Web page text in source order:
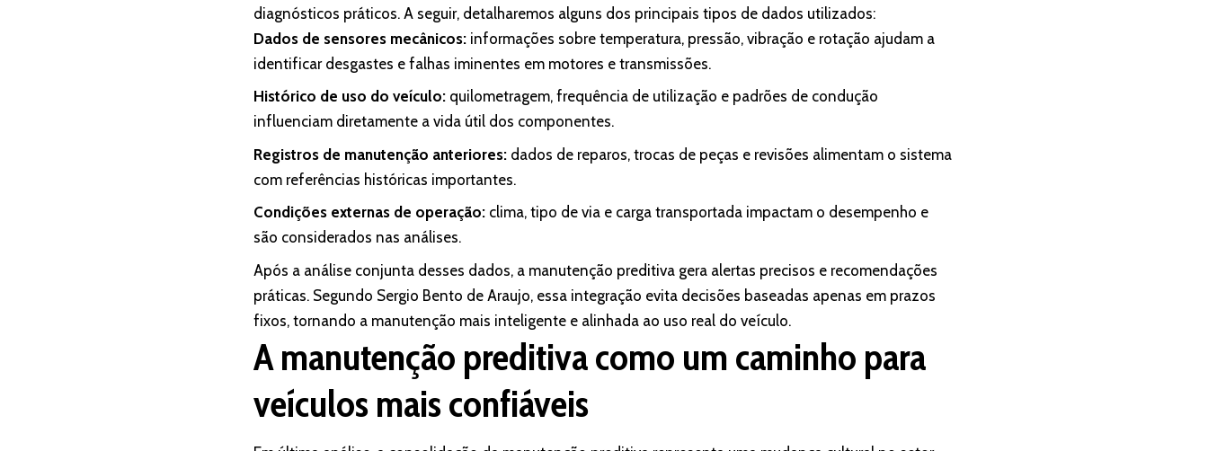
diagnósticos práticos. A seguir, detalharemos alguns dos principais tipos de dados utilizados:
Dados de sensores mecânicos: informações sobre temperatura, pressão, vibração e rotação ajudam a
identificar desgastes e falhas iminentes em motores e transmissões.
Histórico de uso do veículo: quilometragem, frequência de utilização e padrões de condução
influenciam diretamente a vida útil dos componentes.
Registros de manutenção anteriores: dados de reparos, trocas de peças e revisões alimentam o sistema
com referências históricas importantes.
Condições externas de operação: clima, tipo de via e carga transportada impactam o desempenho e
são considerados nas análises.
Após a análise conjunta desses dados, a manutenção preditiva gera alertas precisos e recomendações
práticas. Segundo Sergio Bento de Araujo, essa integração evita decisões baseadas apenas em prazos
fixos, tornando a manutenção mais inteligente e alinhada ao uso real do veículo.
A manutenção preditiva como um caminho para
veículos mais confiáveis